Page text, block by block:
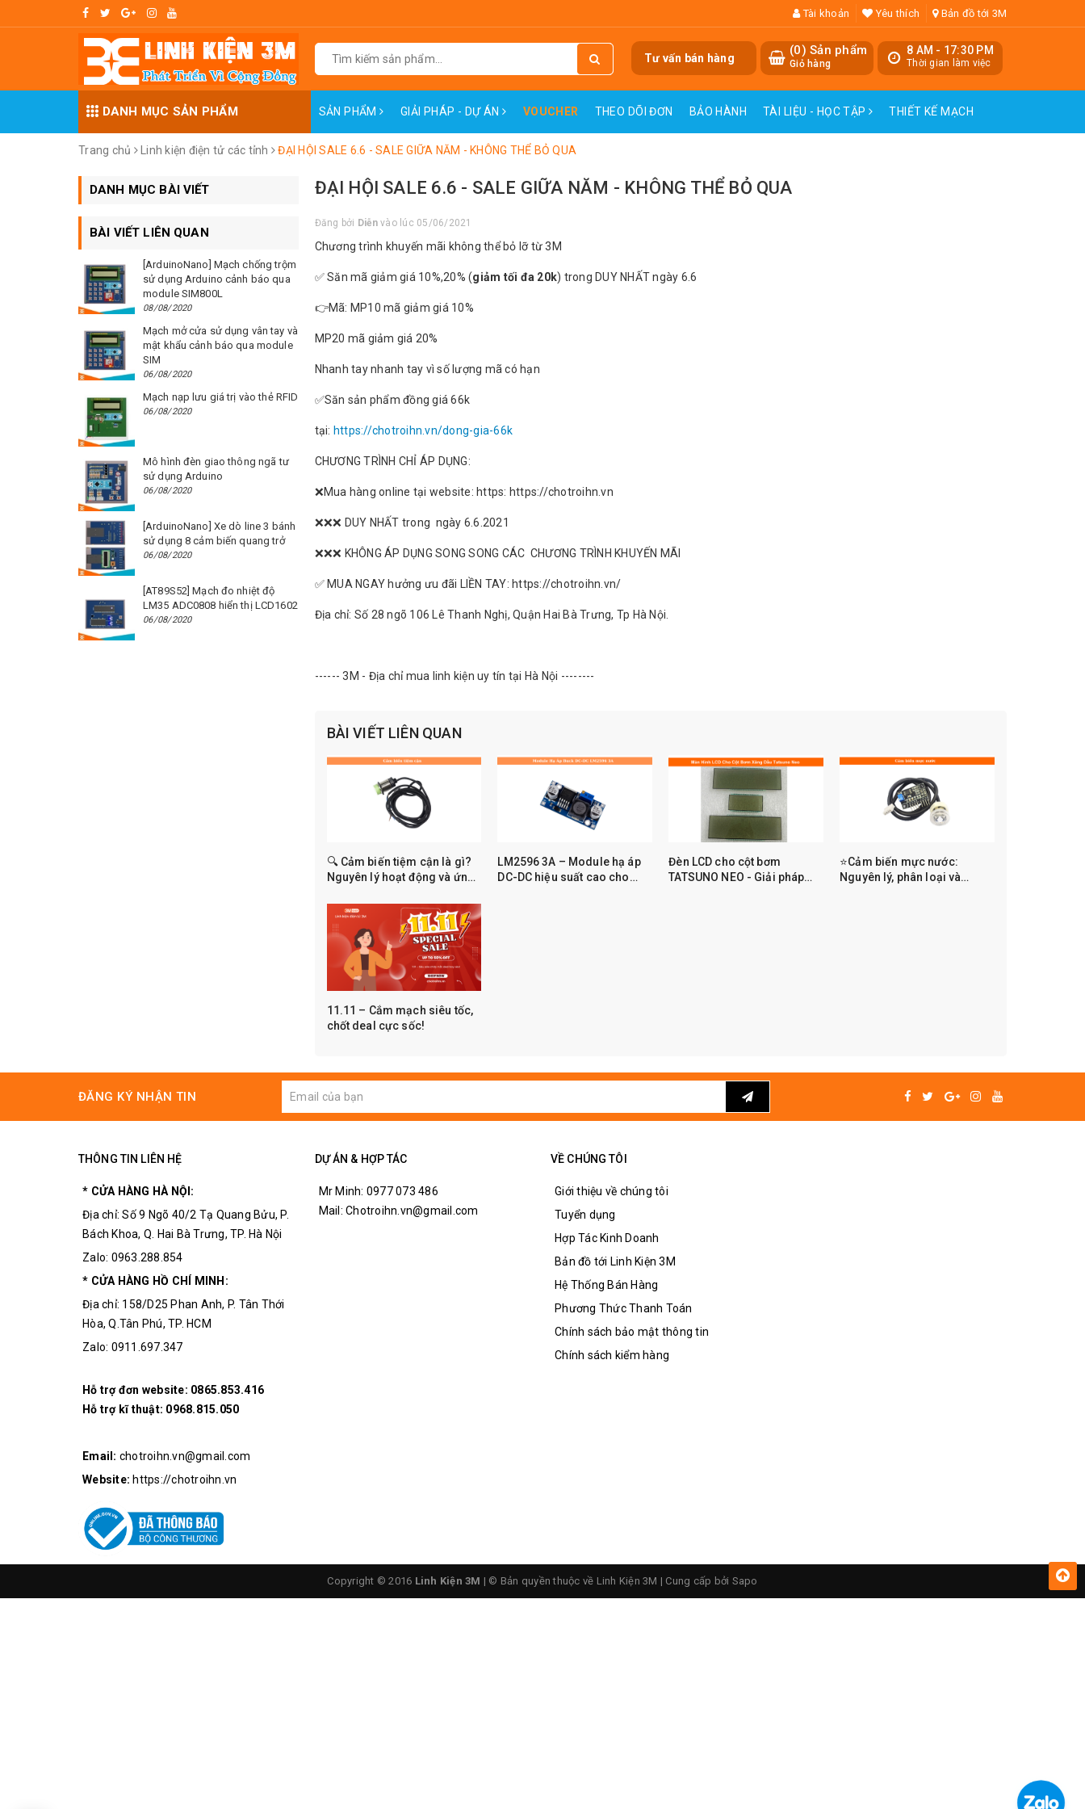
Tài khoản Yêu thích Bản đồ tới 3M
8 AM - 17:30 PM
Thời gian làm việc
(0) Sản phẩm
Giỏ hàng
Tư vấn bán hàng
DANH MỤC SẢN PHẨM SẢN PHẨM GIẢI PHÁP - DỰ ÁN VOUCHER THEO DÕI ĐƠN BẢO HÀNH TÀI LIỆU - HỌC TẬP THIẾT KẾ MẠCH
Trang chủ Linh kiện điện tử các tỉnh ĐẠI HỘI SALE 6.6 - SALE GIỮA NĂM - KHÔNG THỂ BỎ QUA
ĐẠI HỘI SALE 6.6 - SALE GIỮA NĂM - KHÔNG THỂ BỎ QUA
Đăng bởi Diễnvào lúc 05/06/2021
Chương trình khuyến mãi không thể bỏ lỡ từ 3M
✅ Săn mã giảm giá 10%,20% (giảm tối đa 20k) trong DUY NHẤT ngày 6.6
👉Mã: MP10 mã giảm giá 10%
MP20 mã giảm giá 20%
Nhanh tay nhanh tay vì số lượng mã có hạn
✅Săn sản phẩm đồng giá 66k
tại: https://chotroihn.vn/dong-gia-66k
CHƯƠNG TRÌNH CHỈ ÁP DỤNG:
❌Mua hàng online tại website: https: https://chotroihn.vn
❌❌❌ DUY NHẤT trong ngày 6.6.2021
❌❌❌ KHÔNG ÁP DỤNG SONG SONG CÁC CHƯƠNG TRÌNH KHUYẾN MÃI
✅ MUA NGAY hưởng ưu đãi LIỀN TAY: https://chotroihn.vn/
Địa chỉ: Số 28 ngõ 106 Lê Thanh Nghị, Quận Hai Bà Trưng, Tp Hà Nội.
------ 3M - Địa chỉ mua linh kiện uy tín tại Hà Nội --------
BÀI VIẾT LIÊN QUAN
🔍 Cảm biến tiệm cận là gì?
Nguyên lý hoạt động và ứng
LM2596 3A – Module hạ áp
DC-DC hiệu suất cao cho
Đèn LCD cho cột bơm
TATSUNO NEO - Giải pháp
⭐Cảm biến mực nước:
Nguyên lý, phân loại và
11.11 – Cắm mạch siêu tốc,
chốt deal cực sốc!
DANH MỤC BÀI VIẾT
BÀI VIẾT LIÊN QUAN
[ArduinoNano] Mạch chống trộm
sử dụng Arduino cảnh báo qua
module SIM800L
08/08/2020
Mạch mở cửa sử dụng vân tay và
mật khẩu cảnh báo qua module
SIM
06/08/2020
Mạch nạp lưu giá trị vào thẻ RFID
06/08/2020
Mô hình đèn giao thông ngã tư
sử dụng Arduino
06/08/2020
[ArduinoNano] Xe dò line 3 bánh
sử dụng 8 cảm biến quang trở
06/08/2020
[AT89S52] Mạch đo nhiệt độ
LM35 ADC0808 hiển thị LCD1602
06/08/2020
ĐĂNG KÝ NHẬN TIN
THÔNG TIN LIÊN HỆ
* CỬA HÀNG HÀ NỘI:
Địa chỉ: Số 9 Ngõ 40/2 Tạ Quang Bửu, P.
Bách Khoa, Q. Hai Bà Trưng, TP. Hà Nội
Zalo: 0963.288.854
* CỬA HÀNG HỒ CHÍ MINH:
Địa chỉ: 158/D25 Phan Anh, P. Tân Thới
Hòa, Q.Tân Phú, TP. HCM
Zalo: 0911.697.347
Hỗ trợ đơn website: 0865.853.416
Hỗ trợ kĩ thuật: 0968.815.050
Email: chotroihn.vn@gmail.com
Website: https://chotroihn.vn
DỰ ÁN & HỢP TÁC
Mr Minh: 0977 073 486
Mail: Chotroihn.vn@gmail.com
VỀ CHÚNG TÔI
Giới thiệu về chúng tôi
Tuyển dụng
Hợp Tác Kinh Doanh
Bản đồ tới Linh Kiện 3M
Hệ Thống Bán Hàng
Phương Thức Thanh Toán
Chính sách bảo mật thông tin
Chính sách kiểm hàng
Copyright © 2016 Linh Kiện 3M | © Bản quyền thuộc về Linh Kiện 3M | Cung cấp bởi Sapo